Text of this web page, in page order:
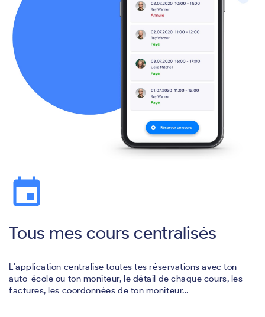
event
Tous mes cours centralisés
L'application centralise toutes tes réservations avec ton
auto-école ou ton moniteur, le détail de chaque cours, les
factures, les coordonnées de ton moniteur…